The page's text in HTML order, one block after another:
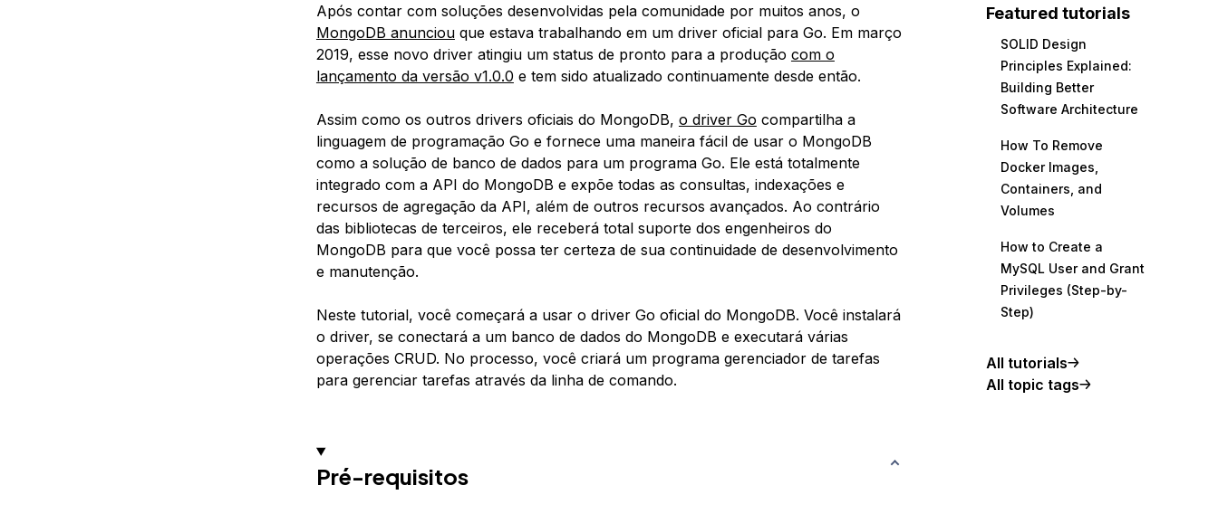
Após contar com soluções desenvolvidas pela comunidade por muitos anos, o
MongoDB anunciouque estava trabalhando em um driver oficial para Go. Em março
2019, esse novo driver atingiu um status de pronto para a produção com o
lançamento da versão v1.0.0 e tem sido atualizado continuamente desde então.
Assim como os outros drivers oficiais do MongoDB, o driver Go compartilha a
linguagem de programação Go e fornece uma maneira fácil de usar o MongoDB
como a solução de banco de dados para um programa Go. Ele está totalmente
integrado com a API do MongoDB e expõe todas as consultas, indexações e
recursos de agregação da API, além de outros recursos avançados. Ao contrário
das bibliotecas de terceiros, ele receberá total suporte dos engenheiros do
MongoDB para que você possa ter certeza de sua continuidade de desenvolvimento
e manutenção.
Neste tutorial, você começará a usar o driver Go oficial do MongoDB. Você instalará
o driver, se conectará a um banco de dados do MongoDB e executará várias
operações CRUD. No processo, você criará um programa gerenciador de tarefas
para gerenciar tarefas através da linha de comando.
Pré-requisitos
Featured tutorials
SOLID Design
Principles Explained:
Building Better
Software Architecture
How To Remove
Docker Images,
Containers, and
Volumes
How to Create a
MySQL User and Grant
Privileges (Step-by-
Step)
All tutorials
All topic tags